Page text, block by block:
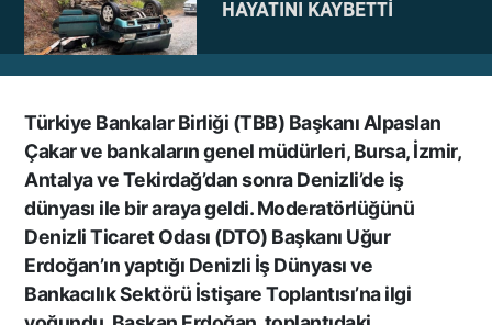
HAYATINI KAYBETTİ
NE BÖYLE BİR VAHŞİ NE DE
VAHŞET GÖRÜLDÜ
İNSANLIK DIŞI
VİCDANSIZLIK
AZRAİL’E “ELDEN SONRA
GEL” DEDİ! OKEYE DEVAM
Türkiye Bankalar Birliği (TBB) Başkanı Alpaslan
Çakar ve bankaların genel müdürleri, Bursa, İzmir,
Antalya ve Tekirdağ’dan sonra Denizli’de iş
dünyası ile bir araya geldi. Moderatörlüğünü
Denizli Ticaret Odası (DTO) Başkanı Uğur
Erdoğan’ın yaptığı Denizli İş Dünyası ve
Bankacılık Sektörü İstişare Toplantısı’na ilgi